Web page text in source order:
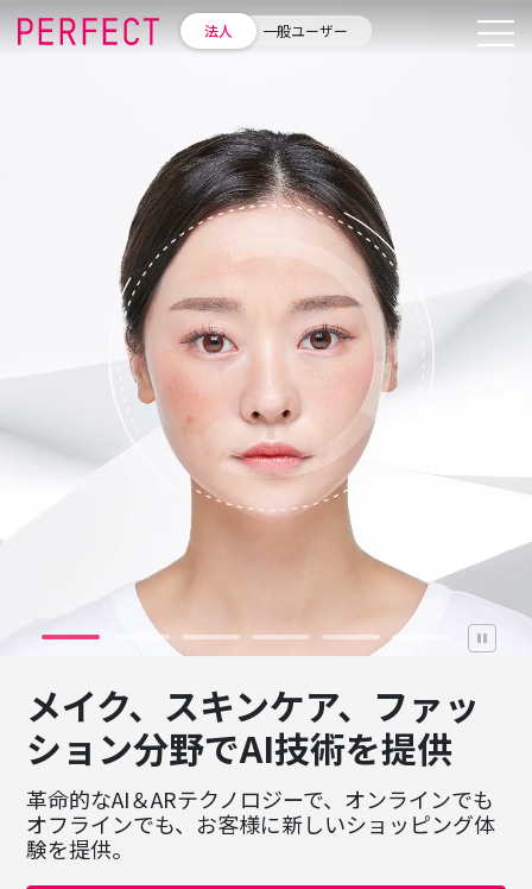
法人 一般ユーザー
パーフェクト株式会社 |
メイク、スキンケア、ファッ
ション分野でAI技術を提供
革命的なAI＆ARテクノロジーで、オンラインでも
オフラインでも、お客様に新しいショッピング体
験を提供。